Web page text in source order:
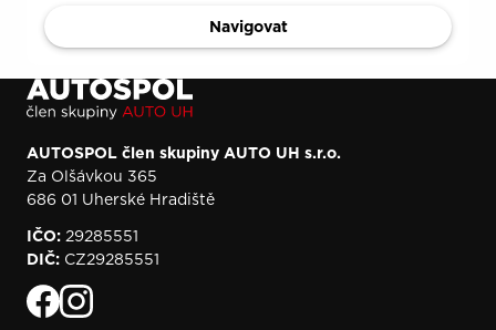
Navigovat
AUTOSPOL člen skupiny AUTO UH s.r.o.
Za Olšávkou 365
686 01 Uherské Hradiště
IČO: 29285551
DIČ: CZ29285551